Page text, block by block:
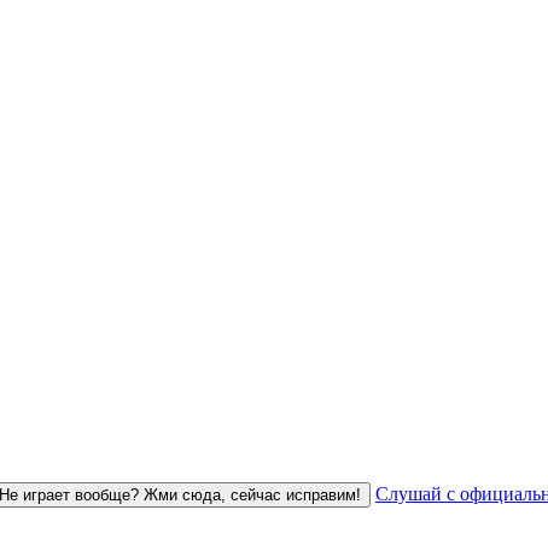
Не играет вообще? Жми сюда, сейчас исправим! Слушай с